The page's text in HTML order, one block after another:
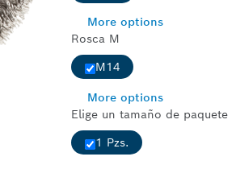
More options
Rosca M
M14
More options
Elige un tamaño de paquete
1 Pzs.